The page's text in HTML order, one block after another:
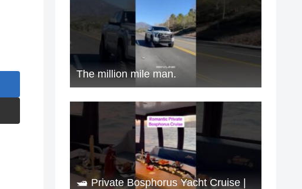
The million mile man.
🛥️ Private Bosphorus Yacht Cruise |